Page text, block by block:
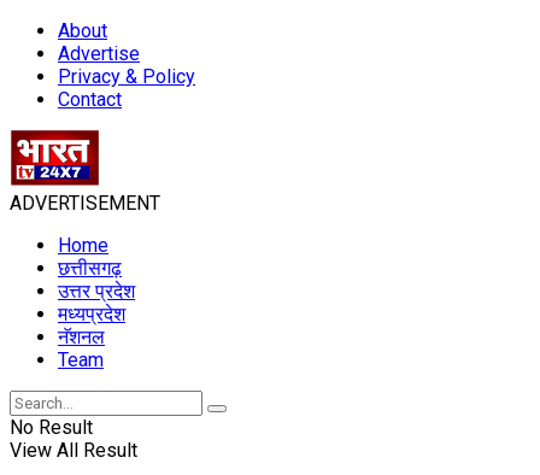
About
Advertise
Privacy & Policy
Contact
ADVERTISEMENT
Home
छत्तीसगढ़
उत्तर प्रदेश
मध्यप्रदेश
नॅशनल
Team
No Result
View All Result